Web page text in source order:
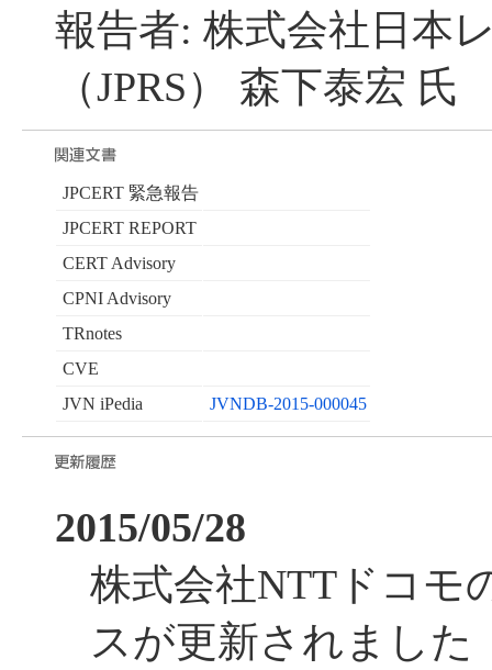
報告者: 株式会社日本
（JPRS） 森下泰宏 氏
JPCERT 緊急報告
JPCERT REPORT
CERT Advisory
CPNI Advisory
TRnotes
CVE
JVN iPedia
JVNDB-2015-000045
2015/05/28
株式会社NTTドコモ
スが更新されました